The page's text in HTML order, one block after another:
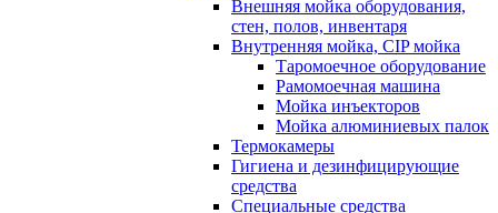
Внешняя мойка оборудования,
стен, полов, инвентаря
Внутренняя мойка, CIP мойка
Таромоечное оборудование
Рамомоечная машина
Мойка инъекторов
Мойка алюминиевых палок
Термокамеры
Гигиена и дезинфицирующие
средства
Специальные средства